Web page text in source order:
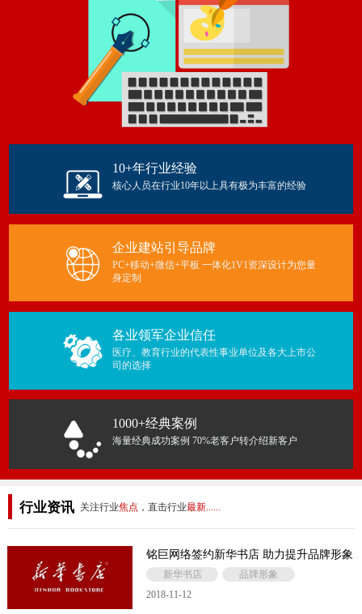
10+年行业经验
核心人员在行业10年以上具有极为丰富的经验
企业建站引导品牌
PC+移动+微信+平板 一体化1V1资深设计为您量
身定制
各业领军企业信任
医疗、教育行业的代表性事业单位及各大上市公
司的选择
1000+经典案例
海量经典成功案例 70%老客户转介绍新客户
行业资讯 关注行业焦点 ，直击行业最新......
铭巨网络签约新华书店 助力提升品牌形象
新华书店
品牌形象
2018-11-12